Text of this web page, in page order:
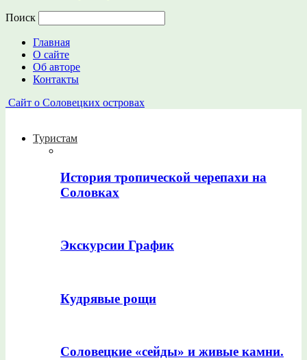
Поиск
Главная
О сайте
Об авторе
Контакты
Сайт о Соловецких островах
Туристам
История тропической черепахи на
Соловках
Экскурсии График
Кудрявые рощи
Соловецкие «сейды» и живые камни.